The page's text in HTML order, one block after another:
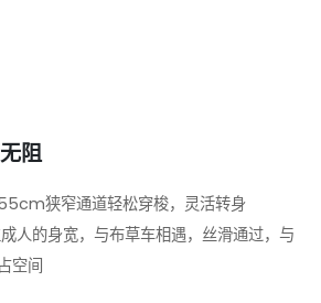
阻
狭窄通道轻松穿梭，灵活转身
人的身宽，与布草车相遇，丝滑通过，与
空间